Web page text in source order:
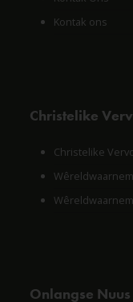
Kontak ons
Christelike
Christelike
Onlangse Nuus